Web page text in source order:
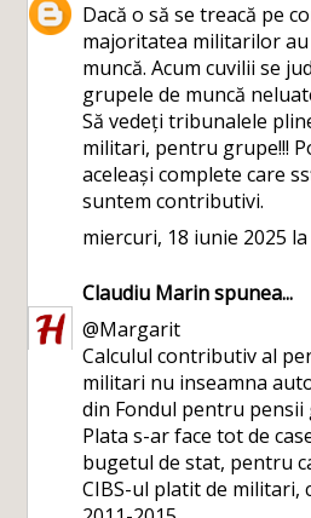
Dacă o să se treacă pe
majoritatea militarilor
muncă. Acum cuvilii se
grupele de muncă
Să vedeți tribunalele
militari, pentru grupe!!!
aceleași complete care
suntem contributivi.
miercuri, 18 iunie 2025 la
Claudiu Marinspunea...
@Margarit
Calculul contributiv al
militari nu inseamna
din Fondul pentru pensii
Plata s-ar face tot de
bugetul de stat, pentru
CIBS-ul platit de militari,